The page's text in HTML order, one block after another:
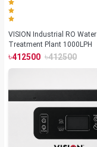
VISION Industrial RO Water
Treatment Plant 1000LPH
৳412500 ৳412500